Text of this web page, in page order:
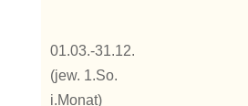
01.03.-31.12.
(jew. 1.So.
i.Monat)